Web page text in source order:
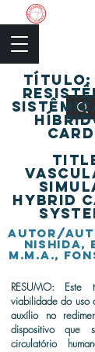
título:
hybrid
autor/
Nishida,
M.M.A.,
RESUMO:
viabilidade do uso
auxílio no
dispositivo que
circulatório